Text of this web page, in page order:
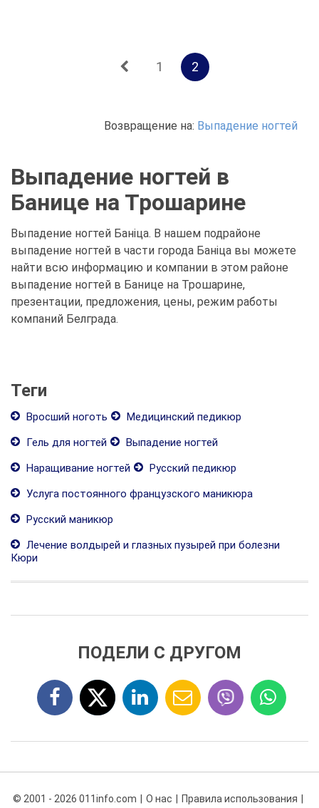
1 2
Возвращение на: Выпадение ногтей
Выпадение ногтей в
Банице на Трошарине
Выпадение ногтей Баніца. В нашем подрайоне
выпадение ногтей в части города Баніца вы можете
найти всю информацию и компании в этом районе
выпадение ногтей в Банице на Трошарине,
презентации, предложения, цены, режим работы
компаний Белграда.
Теги
Вросший ноготь
Медицинский педикюр
Гель для ногтей
Выпадение ногтей
Наращивание ногтей
Русский педикюр
Услуга постоянного французского маникюра
Русский маникюр
Лечение волдырей и глазных пузырей при болезни
Кюри
ПОДЕЛИ С ДРУГОМ
© 2001 - 2026 011info.com О нас Правила использования